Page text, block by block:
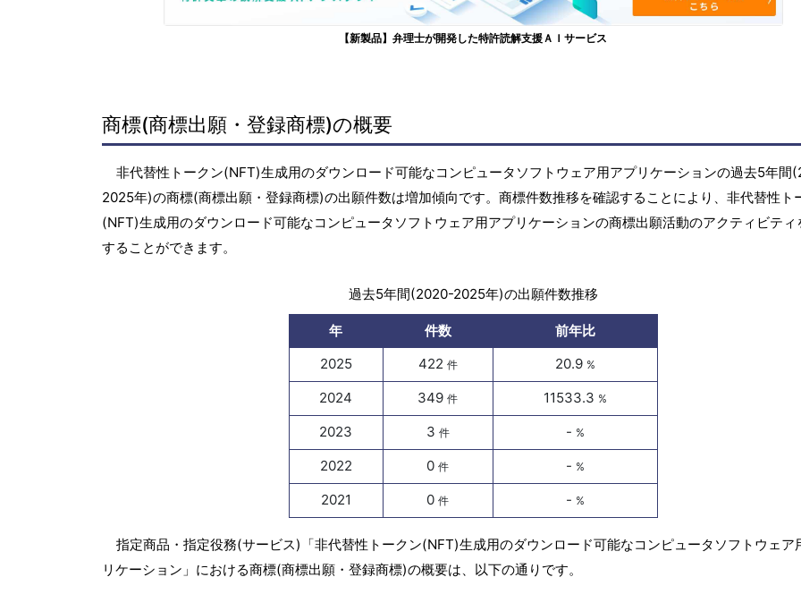
【新製品】弁理士が開発した特許読解支援ＡＩサービス
商標(商標出願・登録商標)の概要
非代替性トークン(NFT)生成用のダウンロード可能なコンピュータソフトウェア用アプリケーションの過去5年間
2025年)の商標(商標出願・登録商標)の出願件数は増加傾向です。商標件数推移を確認することにより、非代替性ト
(NFT)生成用のダウンロード可能なコンピュータソフトウェア用アプリケーションの商標出願活動のアクティビティ
することができます。
過去5年間(2020-2025年)の出願件数推移
年 件数
前年比
2025
422 件 20.9 %
2024 349件 11533.3 %
2023 3 件 - %
2022 0件 - %
2021 0件 - %
指定商品・指定役務(サービス)「非代替性トークン(NFT)生成用のダウンロード可能なコンピュータソフトウェア
リケーション」における商標(商標出願・登録商標)の概要は、以下の通りです。